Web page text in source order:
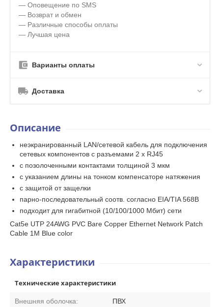
— Оповещение по SMS
— Возврат и обмен
— Различные способы оплаты
— Лучшая цена
Варианты оплаты
Доставка
Описание
неэкранированный LAN/сетевой кабель для подключения
сетевых компонентов с разъемами 2 x RJ45
с позолоченными контактами толщиной 3 мкм
с указанием длины на тонком компенсаторе натяжения
с защитой от защелки
парно-последовательный соотв. согласно EIA/TIA 568B
подходит для гигабитной (10/100/1000 Мбит) сети
Cat5e UTP 24AWG PVC Bare Copper Ethernet Network Patch
Cable 1M Blue color
Характеристики
Технические характеристики
Внешняя оболочка: ПВХ